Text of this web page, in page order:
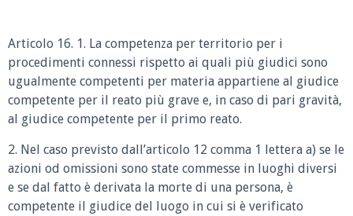
Articolo 16. 1. La competenza per territorio per i
procedimenti connessi rispetto ai quali più giudici sono
ugualmente competenti per materia appartiene al giudice
competente per il reato più grave e, in caso di pari gravità,
al giudice competente per il primo reato.
2. Nel caso previsto dall’articolo 12 comma 1 lettera a) se le
azioni od omissioni sono state commesse in luoghi diversi
e se dal fatto è derivata la morte di una persona, è
competente il giudice del luogo in cui si è verificato